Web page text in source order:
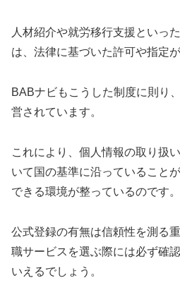
人材紹介や就労移行支援といっ
は、法律に基づいた許可や指定
BABナビもこうした制度に則り
営されています。
これにより、個人情報の取り扱
いて国の基準に沿っていること
できる環境が整っているのです。
公式登録の有無は信頼性を測る
職サービスを選ぶ際には必ず確
いえるでしょう。